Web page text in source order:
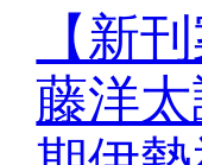
【新
藤洋